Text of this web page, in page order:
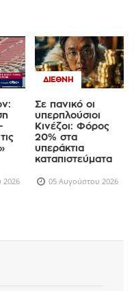
2026
ΔΙΕΘΝΉ
Σε πανικό οι
υπερπλούσιοι
Κινέζοι: Φόρος
20% στα
υπεράκτια
καταπιστεύματα
05 Αυγούστου 2026